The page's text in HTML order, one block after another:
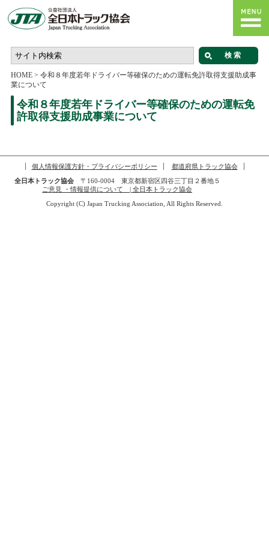
HOME> 令和８年度若年ドライバー等確保のための運転免許取得支援助成事
業について
令和８年度若年ドライバー等確保のための運転免
許取得支援助成事業について
個人情報保護方針・プライバシーポリシー
都道府県トラック協会
全日本トラック協会〒160-0004 東京都新宿区四谷三丁目２番地５
ご意見 ・情報提供について | 全日本トラック協会
Copyright (C) Japan Trucking Association, All Rights Reserved.